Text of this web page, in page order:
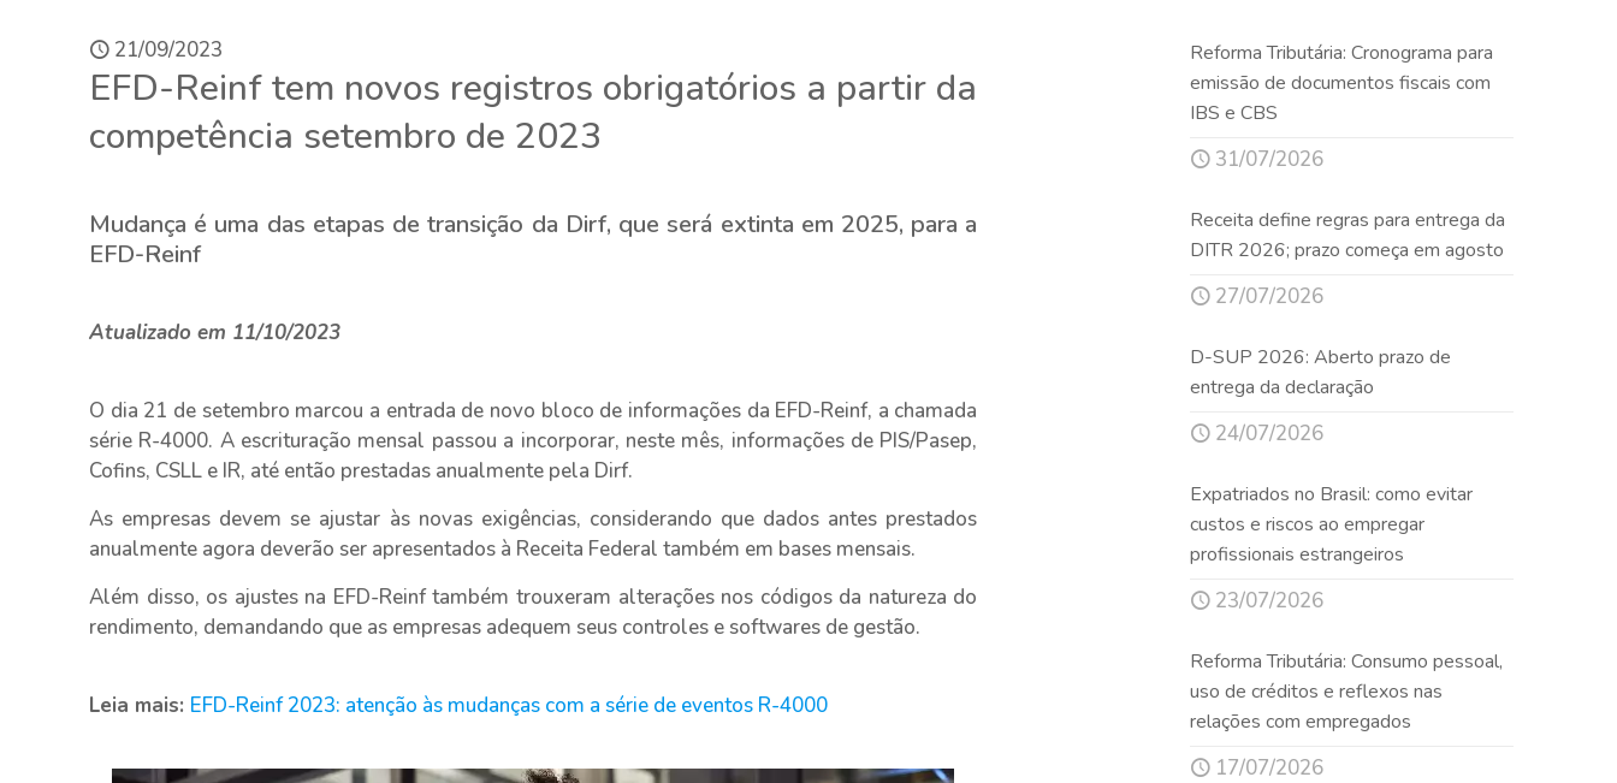
21/09/2023
EFD-Reinf tem novos registros obrigatórios a partir da
competência setembro de 2023
Mudança é uma das etapas de transição da Dirf, que será extinta em 2025, para a
EFD-Reinf
Atualizado em 11/10/2023
O dia 21 de setembro marcou a entrada de novo bloco de informações da EFD-Reinf, a chamada
série R-4000. A escrituração mensal passou a incorporar, neste mês, informações de PIS/Pasep,
Cofins, CSLL e IR, até então prestadas anualmente pela Dirf.
As empresas devem se ajustar às novas exigências, considerando que dados antes prestados
anualmente agora deverão ser apresentados à Receita Federal também em bases mensais.
Além disso, os ajustes na EFD-Reinf também trouxeram alterações nos códigos da natureza do
rendimento, demandando que as empresas adequem seus controles e softwares de gestão.
Leia mais: EFD-Reinf 2023: atenção às mudanças com a série de eventos R-4000
Reforma Tributária: Cronograma para
emissão de documentos fiscais com
IBS e CBS
31/07/2026
Receita define regras para entrega da
DITR 2026; prazo começa em agosto
27/07/2026
D-SUP 2026: Aberto prazo de
entrega da declaração
24/07/2026
Expatriados no Brasil: como evitar
custos e riscos ao empregar
profissionais estrangeiros
23/07/2026
Reforma Tributária: Consumo pessoal,
uso de créditos e reflexos nas
relações com empregados
17/07/2026